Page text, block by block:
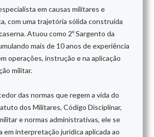
em causas militares e
com uma trajetória sólida construída
Atuou como 2º Sargento da
mais de 10 anos de experiência
operações, instrução e na aplicação
militar.
das normas que regem a vida do
dos Militares, Código Disciplinar,
e normas administrativas, ele se
interpretação jurídica aplicada ao